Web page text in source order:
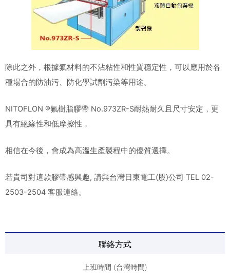
除此之外，根據氟材料的不沾粘性和性質穩定性，可以應用於各
種場合的防油污、防化學試劑污染等用途。
NITOFLON ®氟樹脂膠帶 No.973ZR-S耐熱耐久且尺寸安定，更
具有絕緣性和低摩擦性，
相信在今後，會成為高溫生產製程中的優質選擇。
若貴司對這款膠帶感興趣, 請與台灣日東電工(股)公司 TEL 02-
2503-2504 客服連絡。
聯絡方式
上班時間 (台灣時間)